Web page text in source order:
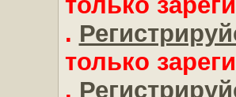
.
только
.